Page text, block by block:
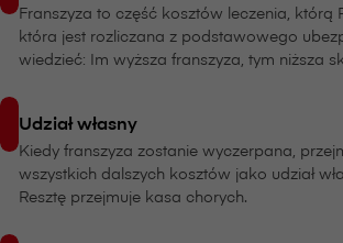
Franszyza to część kosztów leczenia, którą
która jest rozliczana z podstawowego
wiedzieć: Im wyższa franszyza, tym niższa
Udział własny
Kiedy franszyza zostanie wyczerpana,
wszystkich dalszych kosztów jako udział
Resztę przejmuje kasa chorych.